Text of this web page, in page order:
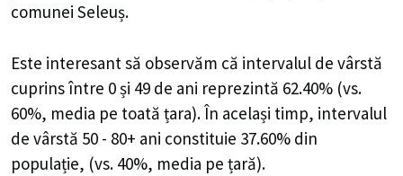
comunei Seleuș.
Este interesant să observăm că intervalul de vârstă
cuprins între 0 și 49 de ani reprezintă 62.40% (vs.
60%, media pe toată țara). În același timp, intervalul
de vârstă 50 - 80+ ani constituie 37.60% din
populație, (vs. 40%, media pe țară).